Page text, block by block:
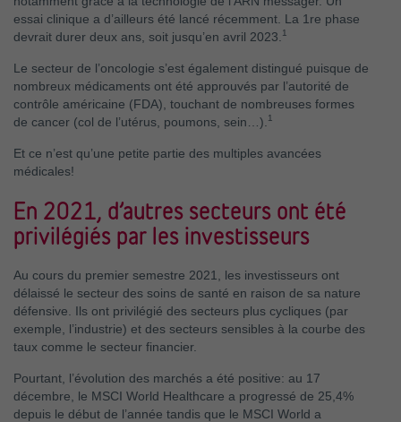
essai clinique a d’ailleurs été lancé récemment. La 1re phase
devrait durer deux ans, soit jusqu’en avril 2023. 1
Le secteur de l’oncologie s’est également distingué puisque de
nombreux médicaments ont été approuvés par l’autorité de
contrôle américaine (FDA), touchant de nombreuses formes
de cancer (col de l’utérus, poumons, sein…). 1
Et ce n’est qu’une petite partie des multiples avancées
médicales!
En 2021, d’autres secteurs ont été
privilégiés par les investisseurs
Au cours du premier semestre 2021, les investisseurs ont
délaissé le secteur des soins de santé en raison de sa nature
défensive. Ils ont privilégié des secteurs plus cycliques (par
exemple, l’industrie) et des secteurs sensibles à la courbe des
taux comme le secteur financier.
Pourtant, l’évolution des marchés a été positive: au 17
décembre, le MSCI World Healthcare a progressé de 25,4%
depuis le début de l’année tandis que le MSCI World a